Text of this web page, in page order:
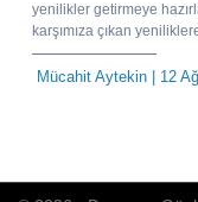
yenilikler getirmeye
karşımıza çıkan
Mücahit Aytekin | 12